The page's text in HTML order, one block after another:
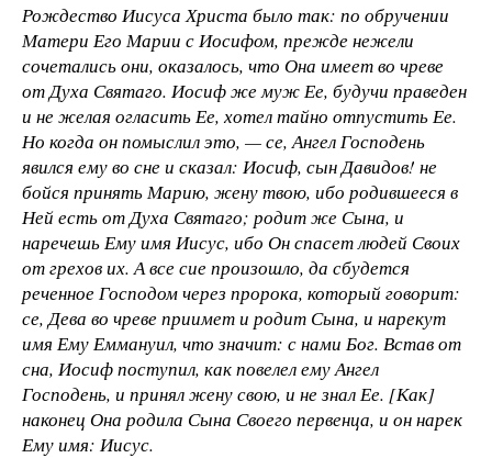
Рождество Иисуса Христа было так: по обручении
Матери Его Марии с Иосифом, прежде нежели
сочетались они, оказалось, что Она имеет во чреве
от Духа Святаго. Иосиф же муж Ее, будучи праведен
и не желая огласить Ее, хотел тайно отпустить Ее.
Но когда он помыслил это, — се, Ангел Господень
явился ему во сне и сказал: Иосиф, сын Давидов! не
бойся принять Марию, жену твою, ибо родившееся в
Ней есть от Духа Святаго; родит же Сына, и
наречешь Ему имя Иисус, ибо Он спасет людей Своих
от грехов их. А все сие произошло, да сбудется
реченное Господом через пророка, который говорит:
се, Дева во чреве приимет и родит Сына, и нарекут
имя Ему Еммануил, что значит: с нами Бог. Встав от
сна, Иосиф поступил, как повелел ему Ангел
Господень, и принял жену свою, и не знал Ее. [Как]
наконец Она родила Сына Своего первенца, и он нарек
Ему имя: Иисус.